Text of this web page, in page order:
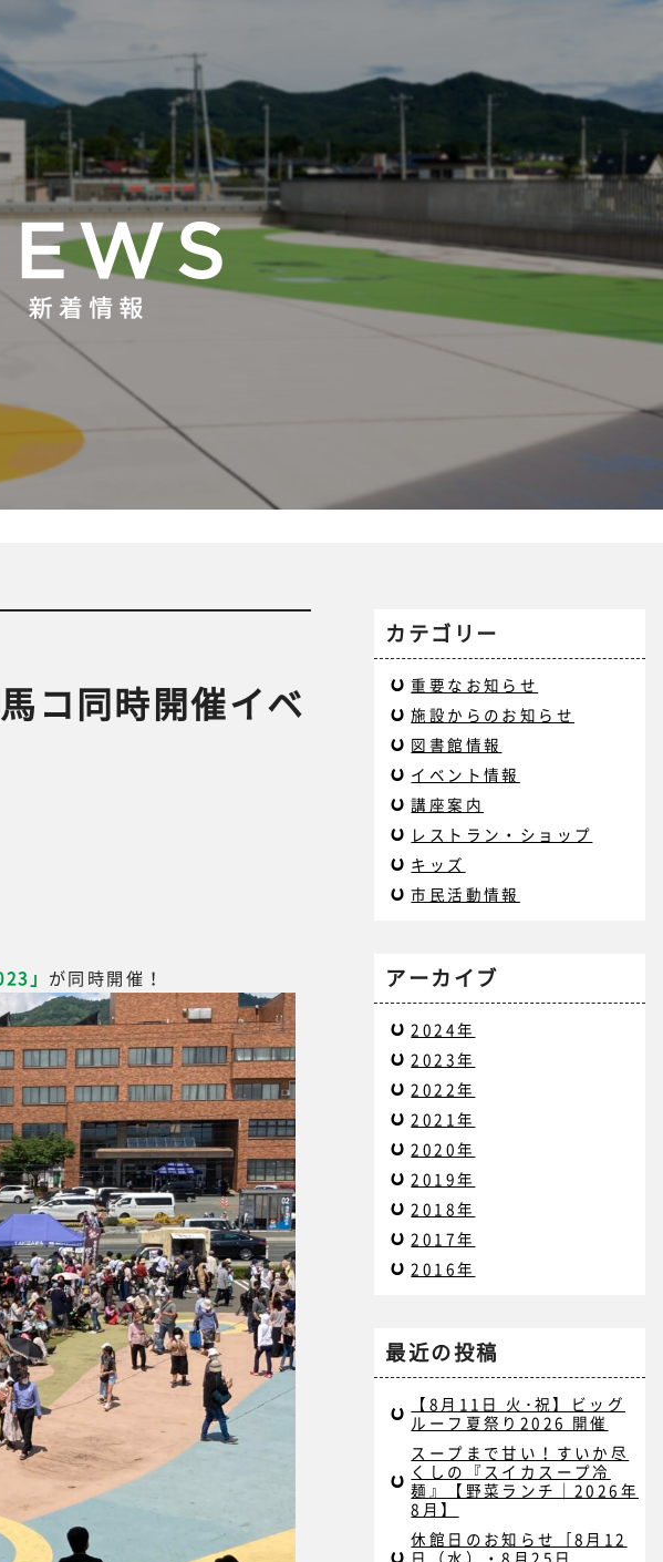
コ同時開催イベ
」 が同時開催！
カテゴリー
重要なお知らせ
施設からのお知らせ
図書館情報
イベント情報
講座案内
レストラン・ショップ
キッズ
市民活動情報
アーカイブ
2024年
2023年
2022年
2021年
2020年
2019年
2018年
2017年
2016年
最近の投稿
【8月11日 火･祝】ビッグ
ルーフ夏祭り2026 開催
スープまで甘い！すいか尽
くしの『スイカスープ冷
麺』【野菜ランチ｜2026年
8月】
休館日のお知らせ［8月12
日（水）・8月25日